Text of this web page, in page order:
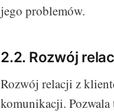
jego problemów.
2.2. Rozwój
Rozwój relacji z
komunikacji.